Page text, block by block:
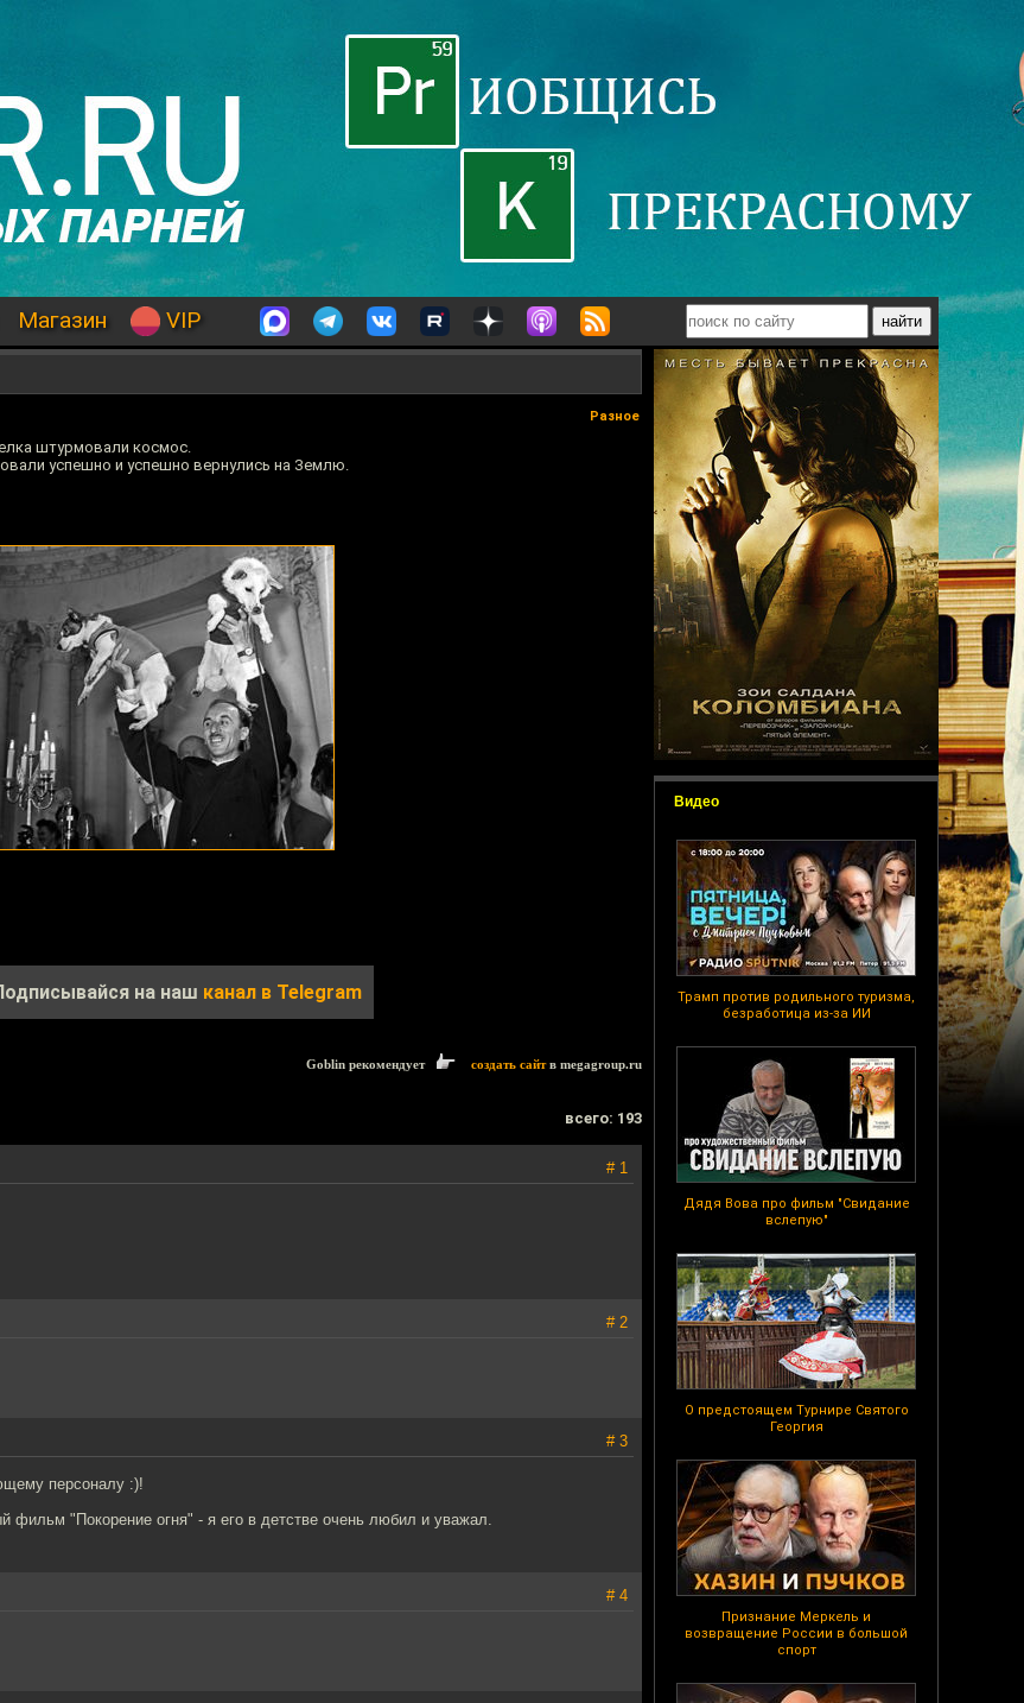
Магазин VIP
Видео
Трамп против родильного туризма,
безработица из-за ИИ
Дядя Вова про фильм "Свидание
вслепую"
О предстоящем Турнире Святого
Георгия
Признание Меркель и
возвращение России в большой
спорт
Разное
штурмовали космос.
успешно и успешно вернулись на Землю.
на наш канал в Telegram
Goblin рекомендует создать сайтв megagroup.ru
всего: 193
# 1
# 2
# 3
персоналу :)!
фильм "Покорение огня" - я его в детстве очень любил и уважал.
# 4